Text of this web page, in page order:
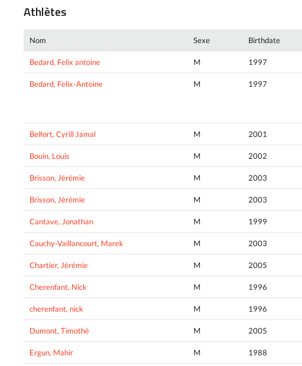
Athlètes
Nom Sexe Birthdate
Bedard, Felix antoine M 1997
Bedard, Felix-Antoine M 1997
Belfort, Cyrill Jamal M 2001
Bouin, Louis M 2002
Brisson, Jérémie M 2003
Brisson, Jérémie M 2003
Cantave, Jonathan M 1999
Cauchy-Vaillancourt, Marek M 2003
Chartier, Jérémie M 2005
Cherenfant, Nick M 1996
cherenfant, nick M 1996
Dumont, Timothé M 2005
Ergun, Mahir M 1988